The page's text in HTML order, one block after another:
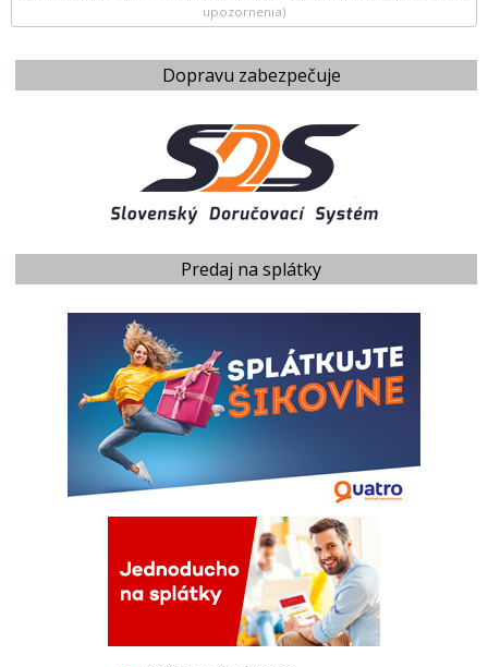
Dopravu zabezpečuje
Predaj na splátky
upozornenia)